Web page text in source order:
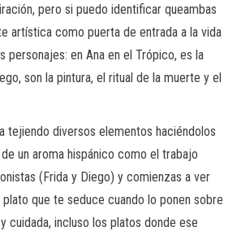
pero si puedo identificar queambas
artística como puerta de entrada a la vida
personajes: en Ana en el Trópico, es la
son la pintura, el ritual de la muerte y el
tejiendo diversos elementos haciéndolos
un aroma hispánico como el trabajo
(Frida y Diego) y comienzas a ver
que te seduce cuando lo ponen sobre
cuidada, incluso los platos donde ese